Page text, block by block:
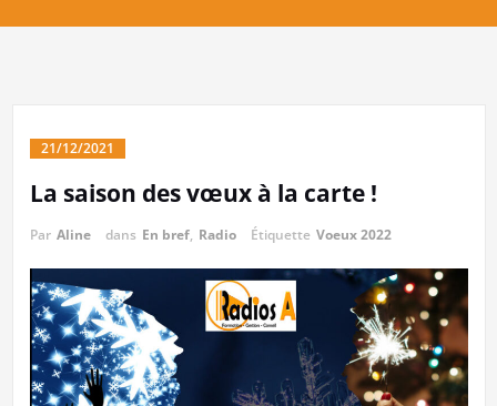
21/12/2021
La saison des vœux à la carte !
Par Aline dans En bref, Radio Étiquette Voeux 2022